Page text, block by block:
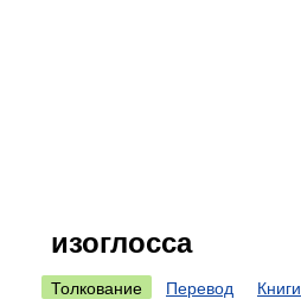
изоглосса
Толкование Перевод Книги